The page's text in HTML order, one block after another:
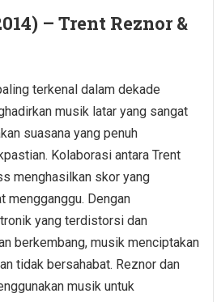
– Trent Reznor &
terkenal dalam dekade
musik latar yang sangat
suasana yang penuh
Kolaborasi antara Trent
menghasilkan skor yang
mengganggu. Dengan
yang terdistorsi dan
berkembang, musik menciptakan
tidak bersahabat. Reznor dan
musik untuk